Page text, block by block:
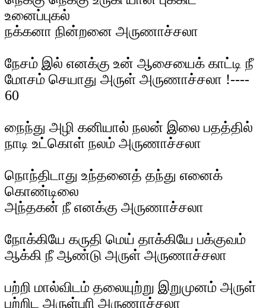
உனைப்புகல்
நக்கனா நின்றனை அருணாச்சலா
நேசம் இல் எனக்கு உன் ஆசையைக் காட்டி நீ
மோசம் செயாது அருள் அருணாச்சலா !----
60
நைந்து அழி கனியால் நலன் இலை பதத்தில்
நாடி உட்கொள் நலம் அருணாச்சலா
நொந்திடாது உந்தனைத் தந்து எனைக்
கொண்டிலை
அந்தகன் நீ எனக்கு அருணாச்சலா
நோக்கியே கருதி மெய் தாக்கியே பக்குவம்
ஆக்கி நீ ஆண்டு அருள் அருணாச்சலா
பற்றி மால்விடம் தலையுற்று இறுமுனம் அருள்
பற்றிட அருள்புரி அருணாச்சலா